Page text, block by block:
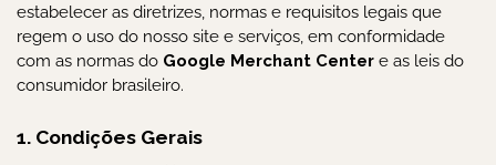
estabelecer as diretrizes, normas e requisitos legais que
regem o uso do nosso site e serviços, em conformidade
com as normas do Google Merchant Center e as leis do
consumidor brasileiro.
1. Condições Gerais